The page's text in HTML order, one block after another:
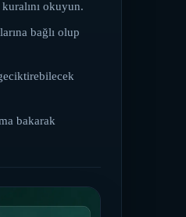
okuyun.
bağlı olup
bakarak